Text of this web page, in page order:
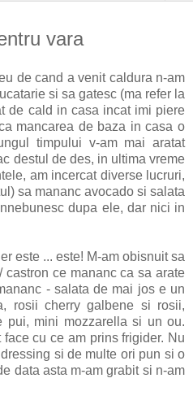
vara
de cand a venit caldura n-am
si sa gatesc (ma refer la
de cald in casa incat imi piere
mancarea de baza in casa o
timpului v-am mai aratat
destul de des, in ultima vreme
am incercat diverse lucruri,
sa mananc avocado si salata
dupa ele, dar nici in
este ... este! M-am obisnuit sa
castron ce mananc ca sa arate
- salata de mai jos e un
rosii cherry galbene si rosii,
pui, mini mozzarella si un ou.
cu ce am prins frigider. Nu
si de multe ori pun si o
data asta m-am grabit si n-am